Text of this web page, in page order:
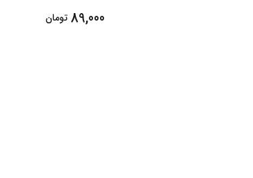
89,000 تومان